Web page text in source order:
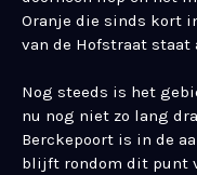
Oranje die sinds kort
van de Hofstraat staat
Nog steeds is het
nu nog niet zo lang
Berckepoort is in de
blijft rondom dit punt